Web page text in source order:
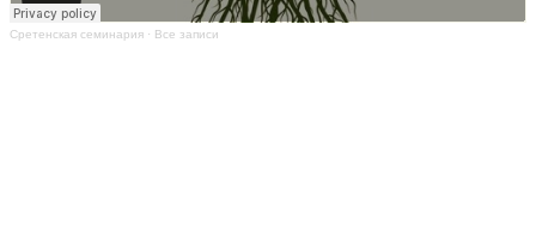
Сретенская семинария · Все записи